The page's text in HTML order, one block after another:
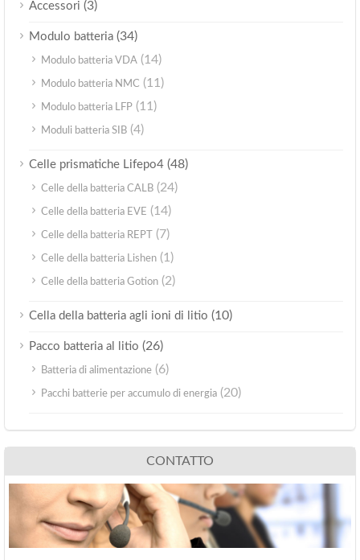
Accessori (3)
Modulo batteria (34)
Modulo batteria VDA (14)
Modulo batteria NMC (11)
Modulo batteria LFP (11)
Moduli batteria SIB (4)
Celle prismatiche Lifepo4 (48)
Celle della batteria CALB (24)
Celle della batteria EVE (14)
Celle della batteria REPT (7)
Celle della batteria Lishen (1)
Celle della batteria Gotion (2)
Cella della batteria agli ioni di litio (10)
Pacco batteria al litio (26)
Batteria di alimentazione (6)
Pacchi batterie per accumulo di energia (20)
CONTATTO